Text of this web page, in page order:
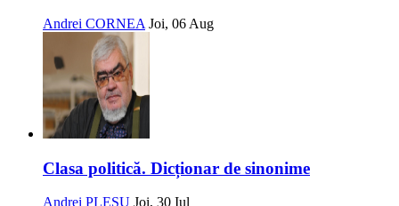
Andrei CORNEA Joi, 06 Aug
Clasa politică. Dicționar de sinonime
Andrei PLEȘU Joi, 30 Iul